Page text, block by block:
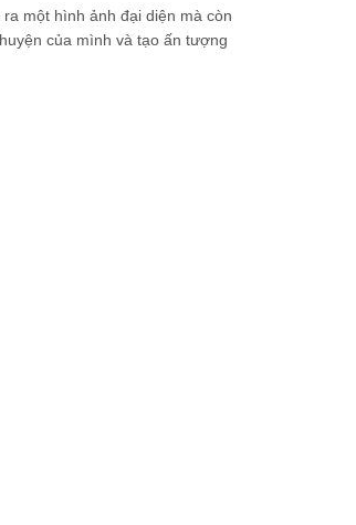
một hình ảnh đại diện mà còn
của mình và tạo ấn tượng